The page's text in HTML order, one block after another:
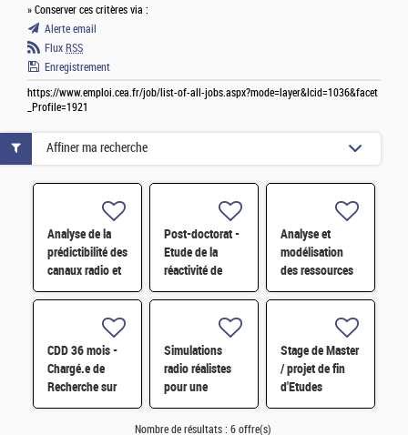
» Conserver ces critères via :
Alerte email
Flux RSS
Enregistrement
https://www.emploi.cea.fr/job/list-of-all-jobs.aspx?mode=layer&lcid=1036&facet
_Profile=1921
Analyse de la
prédictibilité des
canaux radio et
modélisation
neurones H/F
Post-doctorat -
Etude de la
réactivité de
couples
température -
H/F
Analyse et
modélisation
des ressources
critiques de la
énergétique à
long H/F
CDD 36 mois -
Chargé.e de
Recherche sur
les carburants
Simulations
radio réalistes
pour une
représentation
topologique
Stage de Master
/ projet de fin
d'Etudes
d'ingénieur H/F
Affiner ma recherche
Nombre de résultats : 6 offre(s)